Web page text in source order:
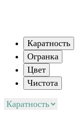
Каратность
Огранка
Цвет
Чистота